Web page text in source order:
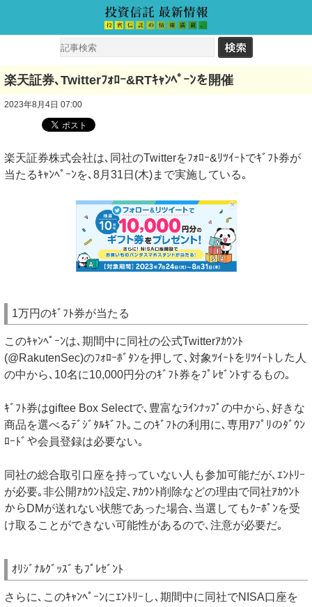
楽天証券､Twitterﾌｫﾛｰ&RTｷｬﾝﾍﾟｰﾝを開催
2023年8月4日 07:00
楽天証券株式会社は､同社のTwitterをﾌｫﾛｰ&ﾘﾂｲｰﾄでｷﾞﾌﾄ券が
当たるｷｬﾝﾍﾟｰﾝを､8月31日(木)まで実施している｡
1万円のｷﾞﾌﾄ券が当たる
このｷｬﾝﾍﾟｰﾝは､期間中に同社の公式Twitterｱｶｳﾝﾄ
(@RakutenSec)のﾌｫﾛｰﾎﾞﾀﾝを押して､対象ﾂｲｰﾄをﾘﾂｲｰﾄした人
の中から､10名に10,000円分のｷﾞﾌﾄ券をﾌﾟﾚｾﾞﾝﾄするもの｡
ｷﾞﾌﾄ券はgiftee Box Selectで､豊富なﾗｲﾝﾅｯﾌﾟの中から､好きな
商品を選べるﾃﾞｼﾞﾀﾙｷﾞﾌﾄ｡このｷﾞﾌﾄの利用に､専用ｱﾌﾟﾘのﾀﾞｳﾝ
ﾛｰﾄﾞや会員登録は必要ない｡
同社の総合取引口座を持っていない人も参加可能だが､ｴﾝﾄﾘｰ
が必要｡非公開ｱｶｳﾝﾄ設定､ｱｶｳﾝﾄ削除などの理由で同社ｱｶｳﾝﾄ
からDMが送れない状態であった場合､当選してもｸｰﾎﾟﾝを受
け取ることができない可能性があるので､注意が必要だ｡
ｵﾘｼﾞﾅﾙｸﾞｯｽﾞもﾌﾟﾚｾﾞﾝﾄ
さらに､このｷｬﾝﾍﾟｰﾝにｴﾝﾄﾘｰし､期間中に同社でNISA口座を